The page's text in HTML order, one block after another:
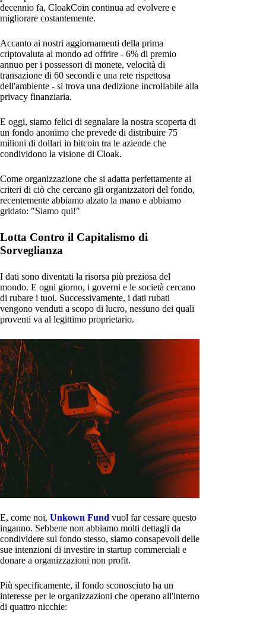
decennio fa, CloakCoin continua ad evolvere e
migliorare costantemente.
Accanto ai nostri aggiornamenti della prima
criptovaluta al mondo ad offrire - 6% di premio
annuo per i possessori di monete, velocità di
transazione di 60 secondi e una rete rispettosa
dell'ambiente - si trova una dedizione incrollabile alla
privacy finanziaria.
E oggi, siamo felici di segnalare la nostra scoperta di
un fondo anonimo che prevede di distribuire 75
milioni di dollari in bitcoin tra le aziende che
condividono la visione di Cloak.
Come organizzazione che si adatta perfettamente ai
criteri di ciò che cercano gli organizzatori del fondo,
recentemente abbiamo alzato la mano e abbiamo
gridato: "Siamo qui!"
Lotta Contro il Capitalismo di
Sorveglianza
I dati sono diventati la risorsa più preziosa del
mondo. E ogni giorno, i governi e le società cercano
di rubare i tuoi. Successivamente, i dati rubati
vengono venduti a scopo di lucro, nessuno dei quali
proventi va al legittimo proprietario.
E, come noi, Unkown Fund vuol far cessare questo
inganno. Sebbene non abbiamo molti dettagli da
condividere sul fondo stesso, siamo consapevoli delle
sue intenzioni di investire in startup commerciali e
donare a organizzazioni non profit.
Più specificamente, il fondo sconosciuto ha un
interesse per le organizzazioni che operano all'interno
di quattro nicchie: